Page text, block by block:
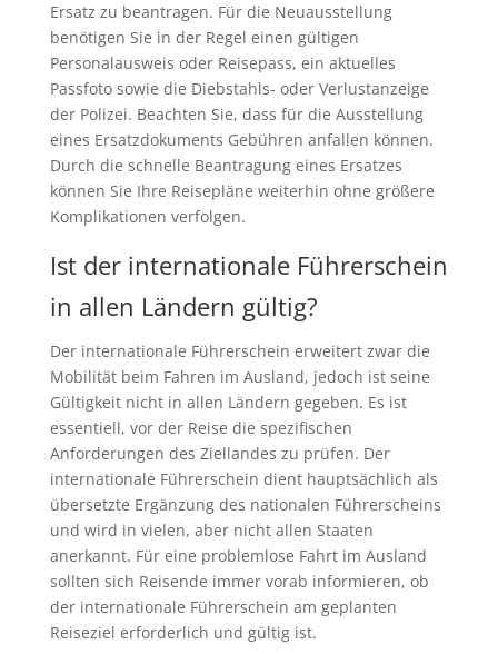
Ersatz zu beantragen. Für die Neuausstellung
benötigen Sie in der Regel einen gültigen
Personalausweis oder Reisepass, ein aktuelles
Passfoto sowie die Diebstahls- oder Verlustanzeige
der Polizei. Beachten Sie, dass für die Ausstellung
eines Ersatzdokuments Gebühren anfallen können.
Durch die schnelle Beantragung eines Ersatzes
können Sie Ihre Reisepläne weiterhin ohne größere
Komplikationen verfolgen.
Ist der internationale Führerschein
in allen Ländern gültig?
Der internationale Führerschein erweitert zwar die
Mobilität beim Fahren im Ausland, jedoch ist seine
Gültigkeit nicht in allen Ländern gegeben. Es ist
essentiell, vor der Reise die spezifischen
Anforderungen des Ziellandes zu prüfen. Der
internationale Führerschein dient hauptsächlich als
übersetzte Ergänzung des nationalen Führerscheins
und wird in vielen, aber nicht allen Staaten
anerkannt. Für eine problemlose Fahrt im Ausland
sollten sich Reisende immer vorab informieren, ob
der internationale Führerschein am geplanten
Reiseziel erforderlich und gültig ist.